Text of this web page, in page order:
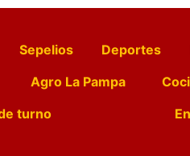
Sepelios Deportes
Agro La Pampa
turno